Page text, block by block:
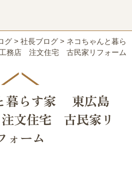
グ> 社長ブログ> ネコちゃんと暮ら
店 注文住宅 古民家リフォーム
暮らす家 東広島
文住宅 古民家リ
ォーム